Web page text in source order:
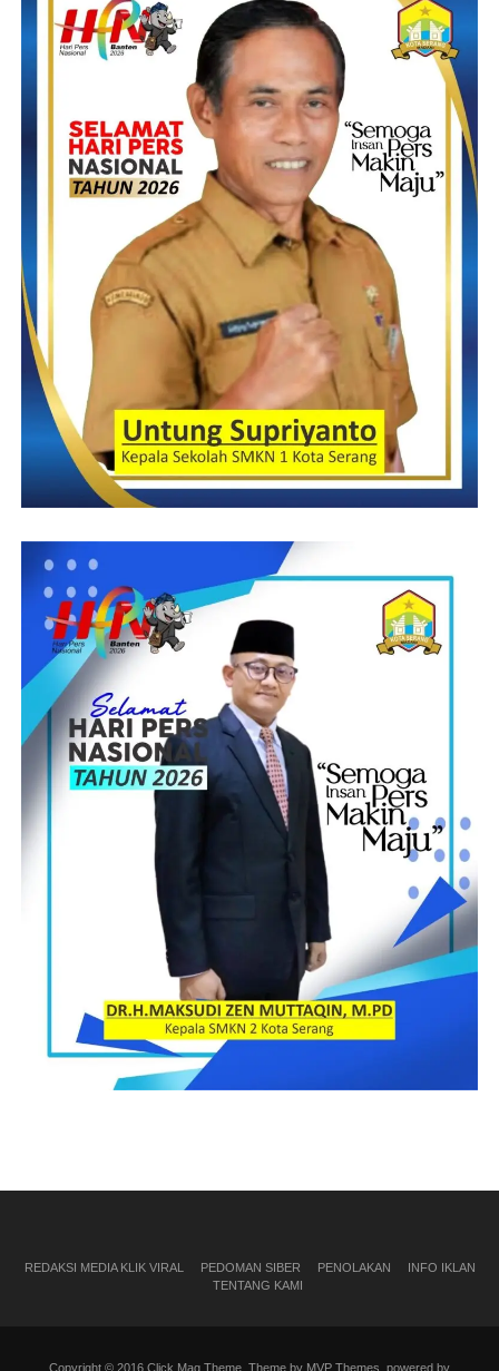
REDAKSI MEDIA KLIK VIRAL PEDOMAN SIBER PENOLAKAN
INFO IKLAN
TENTANG KAMI
Copyright © 2016 Click Mag Theme. Theme by MVP Themes, powered by